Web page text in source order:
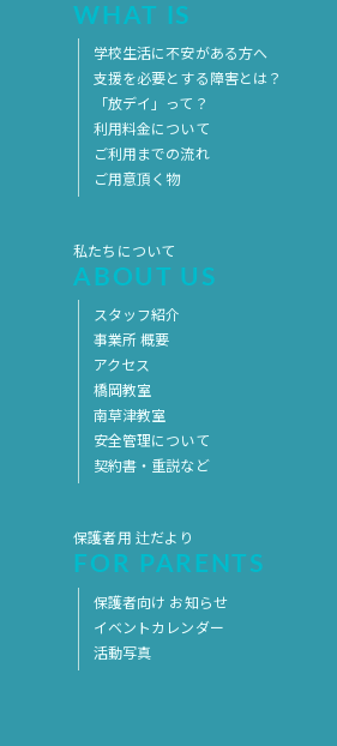
WHAT IS
学校生活に不安がある方へ
支援を必要とする障害とは？
「放デイ」って？
利用料金について
ご利用までの流れ
ご用意頂く物
私たちについて
ABOUT US
スタッフ紹介
事業所 概要
アクセス
橋岡教室
南草津教室
安全管理について
契約書・重説など
保護者用 辻だより
FOR PARENTS
保護者向け お知らせ
イベントカレンダー
活動写真